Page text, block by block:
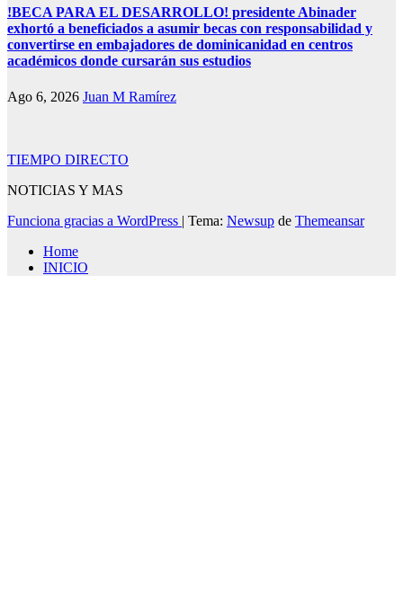
!BECA PARA EL DESARROLLO! presidente Abinader
exhortó a beneficiados a asumir becas con responsabilidad y
convertirse en embajadores de dominicanidad en centros
académicos donde cursarán sus estudios
Ago 6, 2026 Juan M Ramírez
TIEMPO DIRECTO
NOTICIAS Y MAS
Funciona gracias a WordPress | Tema: Newsup de Themeansar
Home
INICIO